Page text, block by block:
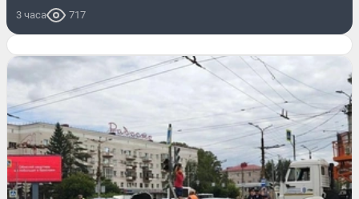
3 часа 717